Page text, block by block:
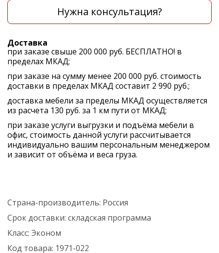
Нужна консультация?
Доставка
при заказе свыше 200 000 руб. БЕСПЛАТНО! в
пределах МКАД;
при заказе на сумму менее 200 000 руб. стоимость
доставки в пределах МКАД составит 2 990 руб.;
доставка мебели за пределы МКАД осуществляется
из расчета 130 руб. за 1 км пути от МКАД;
при заказе услуги выгрузки и подъёма мебели в
офис, стоимость данной услуги рассчитывается
индивидуально вашим персональным менеджером
и зависит от объёма и веса груза.
Страна-производитель: Россия
Срок доставки: складская программа
Класс: Эконом
Код товара: 1971-022